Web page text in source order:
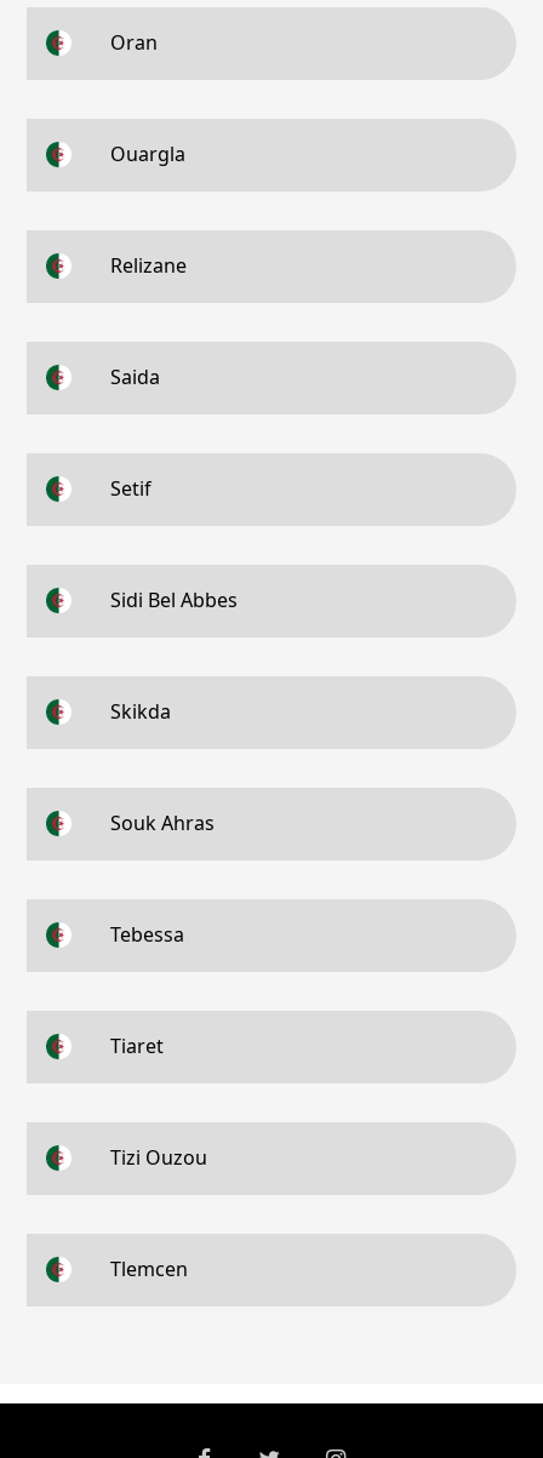
Oran
Ouargla
Relizane
Saida
Setif
Sidi Bel Abbes
Skikda
Souk Ahras
Tebessa
Tiaret
Tizi Ouzou
Tlemcen